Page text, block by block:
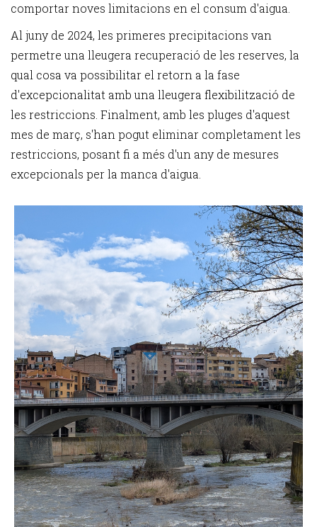
comportar noves limitacions en el consum d'aigua.
Al juny de 2024, les primeres precipitacions van
permetre una lleugera recuperació de les reserves, la
qual cosa va possibilitar el retorn a la fase
d'excepcionalitat amb una lleugera flexibilització de
les restriccions. Finalment, amb les pluges d'aquest
mes de març, s'han pogut eliminar completament les
restriccions, posant fi a més d'un any de mesures
excepcionals per la manca d'aigua.